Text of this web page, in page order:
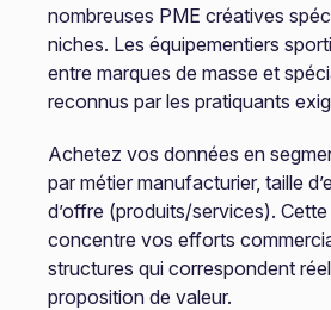
nombreuses PME créatives
niches. Les équipementiers
entre marques de masse et
reconnus par les pratiquants
Achetez vos données en
par métier manufacturier, taille
d’offre (produits/services).
concentre vos efforts
structures qui correspondent
proposition de valeur.